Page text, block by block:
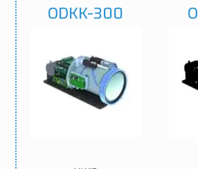
ODKK-300